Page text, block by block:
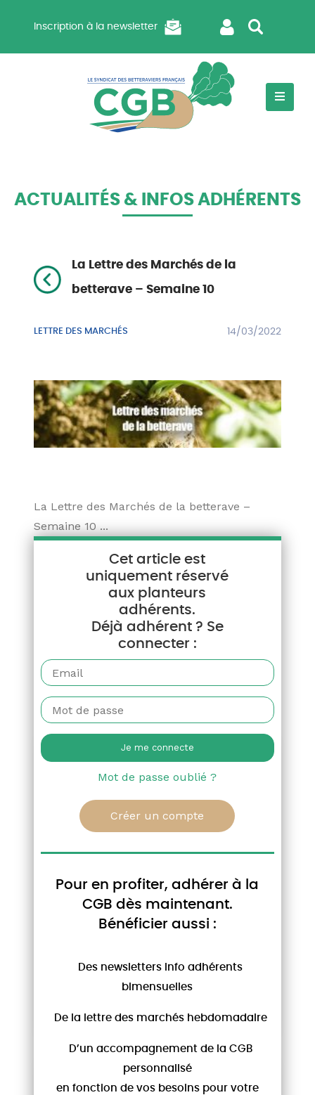
Inscription à la newsletter
ACTUALITÉS & INFOS ADHÉRENTS
La Lettre des Marchés de la
betterave – Semaine 10
LETTRE DES MARCHÉS 14/03/2022
La Lettre des Marchés de la betterave –
Semaine 10 ...
Cet article est
uniquement réservé
aux planteurs
adhérents.
Déjà adhérent ? Se
connecter :
Mot de passe oublié ?
Créer un compte
Pour en profiter, adhérer à la
CGB dès maintenant.
Bénéficier aussi :
Des newsletters Info adhérents
bimensuelles
De la lettre des marchés hebdomadaire
D’un accompagnement de la CGB
personnalisé
en fonction de vos besoins pour votre
AUTRES ACTUALITÉS
La Lettre des Marchés de la
betterave - Semaine 29
adherent@cgb-france.fr.......
LIRE LA SUITE